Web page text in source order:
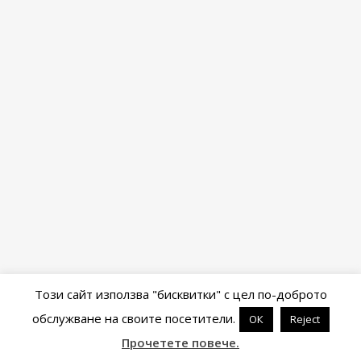
Powered byWordPress&Portfolio .
Този сайт използва "бисквитки" с цел по-доброто
обслужване на своите посетители.
ОК Reject
Прочетете повече.